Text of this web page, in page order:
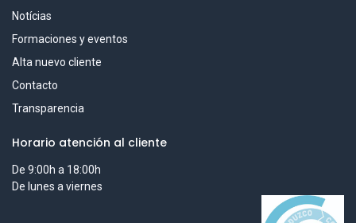
Notícias
Formaciones y eventos
Alta nuevo cliente
Contacto
Transparencia
Horario atención al cliente
De 9:00h a 18:00h
De lunes a viernes